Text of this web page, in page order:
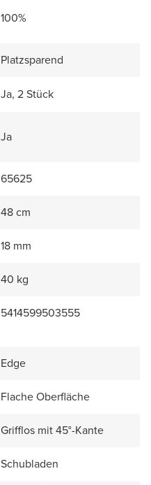
100%
Platzsparend
Ja, 2 Stück
Ja
65625
48 cm
18 mm
40 kg
5414599503555
Edge
Flache Oberfläche
Grifflos mit 45°-Kante
Schubladen